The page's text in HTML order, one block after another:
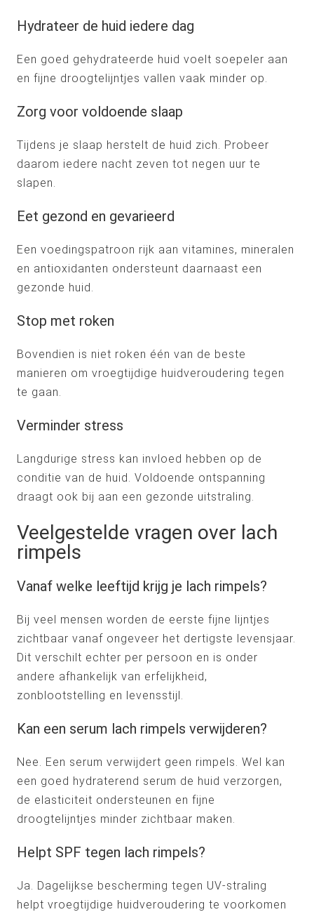
Hydrateer de huid iedere dag
Een goed gehydrateerde huid voelt soepeler aan
en fijne droogtelijntjes vallen vaak minder op.
Zorg voor voldoende slaap
Tijdens je slaap herstelt de huid zich. Probeer
daarom iedere nacht zeven tot negen uur te
slapen.
Eet gezond en gevarieerd
Een voedingspatroon rijk aan vitamines, mineralen
en antioxidanten ondersteunt daarnaast een
gezonde huid.
Stop met roken
Bovendien is niet roken één van de beste
manieren om vroegtijdige huidveroudering tegen
te gaan.
Verminder stress
Langdurige stress kan invloed hebben op de
conditie van de huid. Voldoende ontspanning
draagt ook bij aan een gezonde uitstraling.
Veelgestelde vragen over lach
rimpels
Vanaf welke leeftijd krijg je lach rimpels?
Bij veel mensen worden de eerste fijne lijntjes
zichtbaar vanaf ongeveer het dertigste levensjaar.
Dit verschilt echter per persoon en is onder
andere afhankelijk van erfelijkheid,
zonblootstelling en levensstijl.
Kan een serum lach rimpels verwijderen?
Nee. Een serum verwijdert geen rimpels. Wel kan
een goed hydraterend serum de huid verzorgen,
de elasticiteit ondersteunen en fijne
droogtelijntjes minder zichtbaar maken.
Helpt SPF tegen lach rimpels?
Ja. Dagelijkse bescherming tegen UV-straling
helpt vroegtijdige huidveroudering te voorkomen